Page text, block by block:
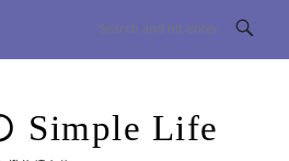
Simple Life